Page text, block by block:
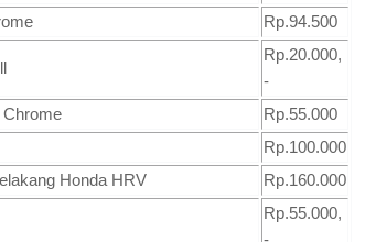
Rp.94.500
Rp.20.000,
-
Chrome
Rp.55.000
Rp.100.000
Honda HRV
Rp.160.000
Rp.55.000,